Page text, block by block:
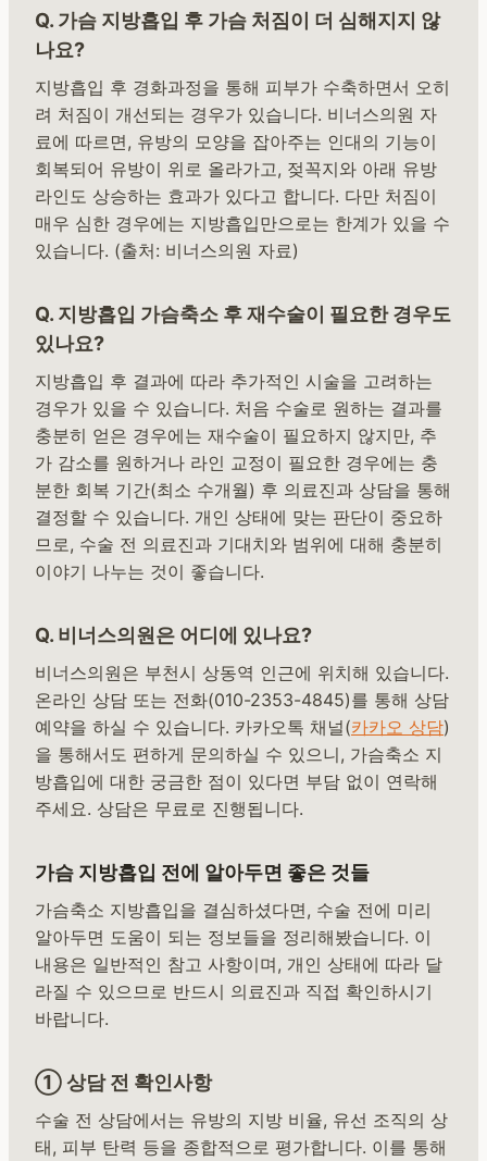
Q. 가슴 지방흡입 후 가슴 처짐이 더 심해지지 않
나요?
지방흡입 후 경화과정을 통해 피부가 수축하면서 오히
려 처짐이 개선되는 경우가 있습니다. 비너스의원 자
료에 따르면, 유방의 모양을 잡아주는 인대의 기능이
회복되어 유방이 위로 올라가고, 젖꼭지와 아래 유방
라인도 상승하는 효과가 있다고 합니다. 다만 처짐이
매우 심한 경우에는 지방흡입만으로는 한계가 있을 수
있습니다. (출처: 비너스의원 자료)
Q. 지방흡입 가슴축소 후 재수술이 필요한 경우도
있나요?
지방흡입 후 결과에 따라 추가적인 시술을 고려하는
경우가 있을 수 있습니다. 처음 수술로 원하는 결과를
충분히 얻은 경우에는 재수술이 필요하지 않지만, 추
가 감소를 원하거나 라인 교정이 필요한 경우에는 충
분한 회복 기간(최소 수개월) 후 의료진과 상담을 통해
결정할 수 있습니다. 개인 상태에 맞는 판단이 중요하
므로, 수술 전 의료진과 기대치와 범위에 대해 충분히
이야기 나누는 것이 좋습니다.
Q. 비너스의원은 어디에 있나요?
비너스의원은 부천시 상동역 인근에 위치해 있습니다.
온라인 상담 또는 전화(010-2353-4845)를 통해 상담
예약을 하실 수 있습니다. 카카오톡 채널(카카오 상담)
을 통해서도 편하게 문의하실 수 있으니, 가슴축소 지
방흡입에 대한 궁금한 점이 있다면 부담 없이 연락해
주세요. 상담은 무료로 진행됩니다.
가슴 지방흡입 전에 알아두면 좋은 것들
가슴축소 지방흡입을 결심하셨다면, 수술 전에 미리
알아두면 도움이 되는 정보들을 정리해봤습니다. 이
내용은 일반적인 참고 사항이며, 개인 상태에 따라 달
라질 수 있으므로 반드시 의료진과 직접 확인하시기
바랍니다.
① 상담 전 확인사항
수술 전 상담에서는 유방의 지방 비율, 유선 조직의 상
태, 피부 탄력 등을 종합적으로 평가합니다. 이를 통해